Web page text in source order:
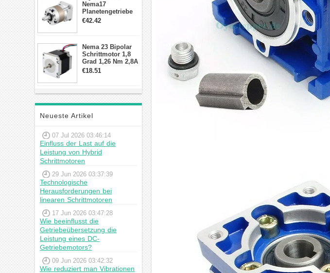
Nema17
Planetengetriebe
10:1 Spiel 15Arc-
€42.42
Nema 23 Bipolar
Schrittmotor 1,8
Grad 1,26 Nm 2,8A
2,5V 4 Drähte
€18.51
Neueste Artikel
07 Jul 2026 03:46:14
Einfluss der Last auf die
Leistung von Hybrid
Schrittmotoren
29 Jun 2026 03:37:39
Technologische
Herausforderungen bei
linearen Schrittmotoren
17 Jun 2026 03:47:28
Wie beeinflusst die
Getriebeübersetzung die
Leistung eines DC-
Getriebemotors?
09 Jun 2026 03:42:32
Wie reduziert man Vibrationen